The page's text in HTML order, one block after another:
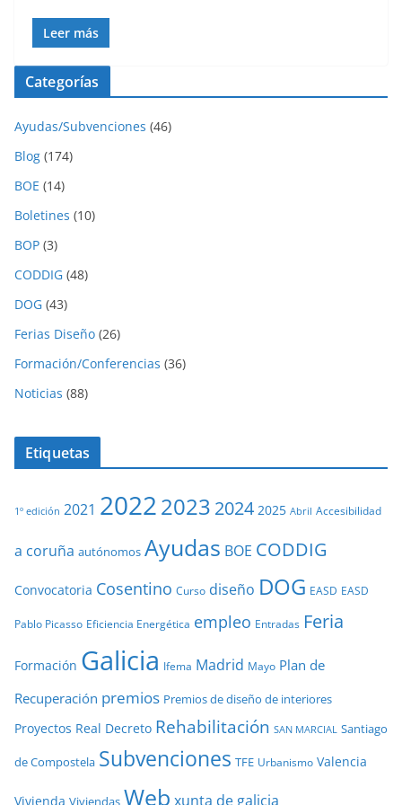
Leer más
Categorías
Ayudas/Subvenciones (46)
Blog (174)
BOE (14)
Boletines (10)
BOP (3)
CODDIG (48)
DOG (43)
Ferias Diseño (26)
Formación/Conferencias (36)
Noticias (88)
Etiquetas
1º edición 2021 20222023 2024 2025 Abril Accesibilidad
a coruña autónomos Ayudas BOE CODDIG
Convocatoria Cosentino Curso diseño DOG EASD EASD
Pablo Picasso Eficiencia Energética empleo Entradas Feria
Formación Galicia Ifema Madrid Mayo Plan de
Recuperación premios Premios de diseño de interiores
Proyectos Real Decreto Rehabilitación SAN MARCIAL Santiago
de Compostela Subvenciones TFE Urbanismo Valencia
Vivienda Viviendas Web xunta de galicia